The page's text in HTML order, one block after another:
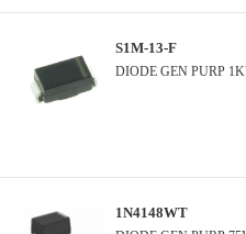
S1M-13-F
DIODE GEN PURP
1N4148WT